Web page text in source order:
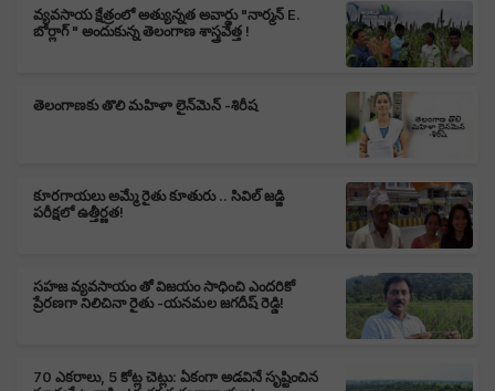
వ్యవసాయ క్షేత్రంలో అత్యున్నత అవార్డు "నార్మన్ E.
బోర్లాగ్ " అందుకున్న తెలంగాణ శాస్త్రవేత్త !
తెలంగాణకు తొలి మహిళా లైన్‌మెన్‌ -శిరీష
కూరగాయలు అమ్మే రైతు కూతురు .. సివిల్ జడ్జి
పరీక్షలో ఉత్తీర్ణత!
సహజ వ్యవసాయం తో విజయం సాధించి ఎందరికో
ప్రేరణగా నిలిచినా రైతు -యనమల జగదీష్ రెడ్డి!
70 ఎకరాలు, 5 కోట్ల చెట్లు: ఏకంగా అడవినే సృష్టించిన